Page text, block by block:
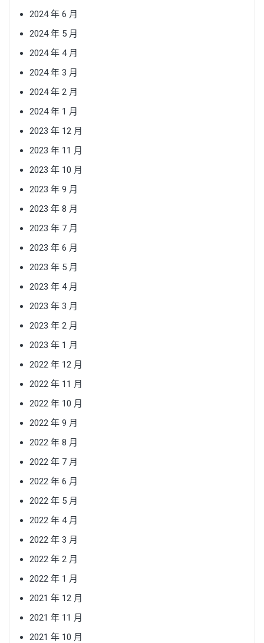
2024 年 6 月
2024 年 5 月
2024 年 4 月
2024 年 3 月
2024 年 2 月
2024 年 1 月
2023 年 12 月
2023 年 11 月
2023 年 10 月
2023 年 9 月
2023 年 8 月
2023 年 7 月
2023 年 6 月
2023 年 5 月
2023 年 4 月
2023 年 3 月
2023 年 2 月
2023 年 1 月
2022 年 12 月
2022 年 11 月
2022 年 10 月
2022 年 9 月
2022 年 8 月
2022 年 7 月
2022 年 6 月
2022 年 5 月
2022 年 4 月
2022 年 3 月
2022 年 2 月
2022 年 1 月
2021 年 12 月
2021 年 11 月
2021 年 10 月